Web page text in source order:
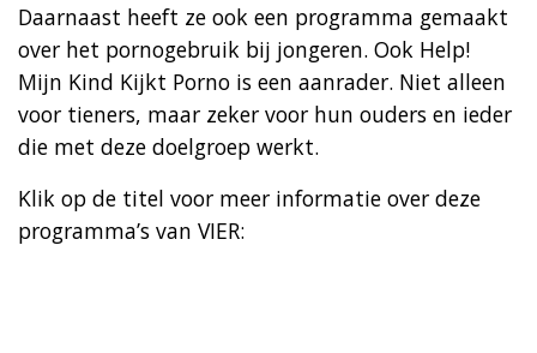
Daarnaast heeft ze ook een programma gemaakt
over het pornogebruik bij jongeren. Ook Help!
Mijn Kind Kijkt Porno is een aanrader. Niet alleen
voor tieners, maar zeker voor hun ouders en ieder
die met deze doelgroep werkt.
Klik op de titel voor meer informatie over deze
programma’s van VIER: